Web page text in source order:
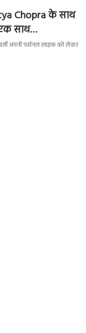
Chopra के साथ
साथ…
अपनी पर्सनल लाइफ को लेकर